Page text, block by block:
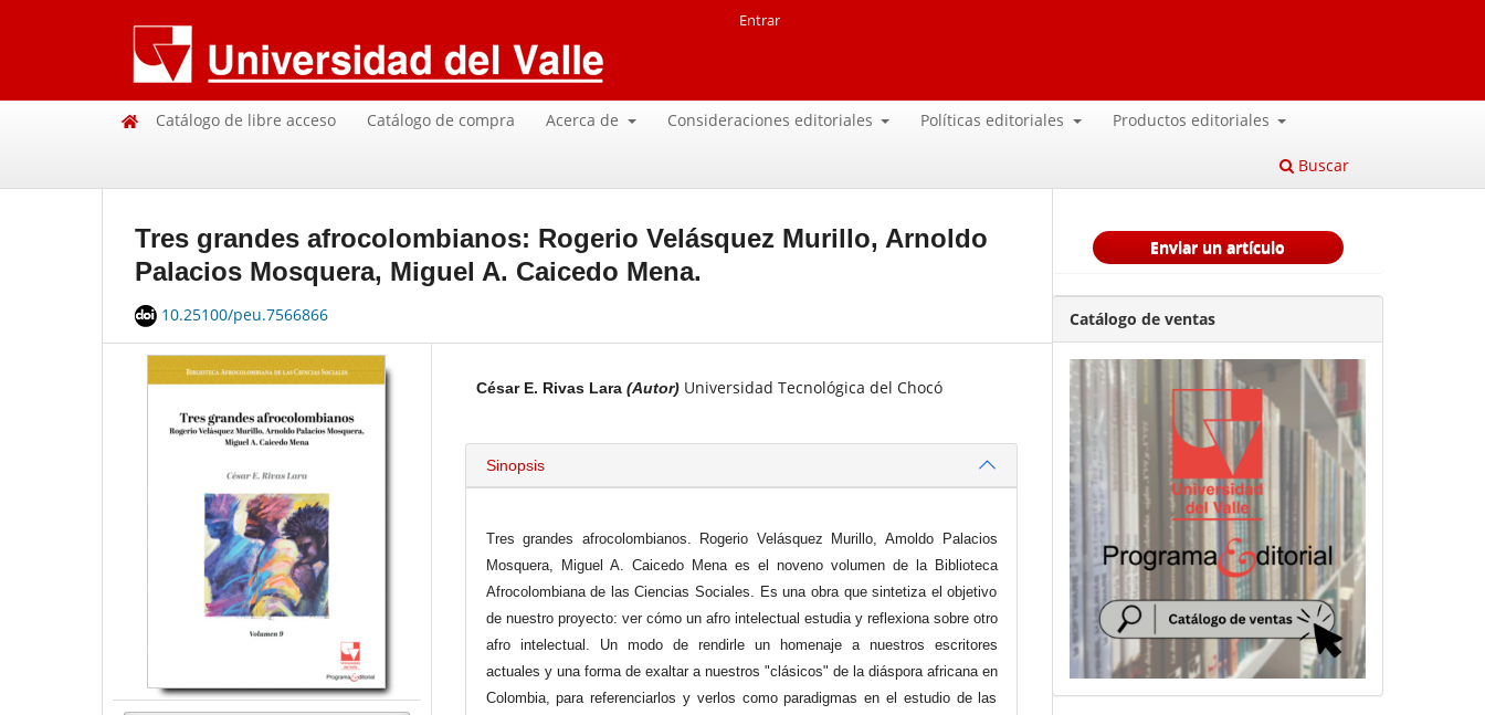
Catálogo de libre acceso Catálogo de compra Acerca de Consideraciones editoriales Políticas editoriales Productos editoriales
Buscar
Entrar
Tres grandes afrocolombianos: Rogerio Velásquez Murillo, Arnoldo
Palacios Mosquera, Miguel A. Caicedo Mena.
10.25100/peu.7566866
César E. Rivas Lara (Autor) Universidad Tecnológica del Chocó
Sinopsis
Tres grandes afrocolombianos. Rogerio Velásquez Murillo, Amoldo Palacios
Mosquera, Miguel A. Caicedo Mena es el noveno volumen de la Biblioteca
Afrocolombiana de las Ciencias Sociales. Es una obra que sintetiza el objetivo
de nuestro proyecto: ver cómo un afro intelectual estudia y reflexiona sobre otro
afro intelectual. Un modo de rendirle un homenaje a nuestros escritores
actuales y una forma de exaltar a nuestros "clásicos" de la diáspora africana en
Colombia, para referenciarlos y verlos como paradigmas en el estudio de las
Enviar un artículo
Catálogo de ventas